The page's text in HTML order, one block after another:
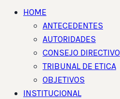
HOME
ANTECEDENTES
AUTORIDADES
CONSEJO DIRECTIVO
TRIBUNAL DE ETICA
OBJETIVOS
INSTITUCIONAL